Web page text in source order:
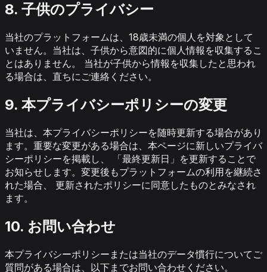
8. 子供のプライバシー
当社のプラットフォームは、18歳未満の個人を対象として
いません。当社は、子供から意図的に個人情報を収集するこ
とはありません。 当社が子供から情報を収集したと思われ
る場合は、直ちにご連絡ください。
9. 本プライバシーポリシーの変更
当社は、本プライバシーポリシーを随時更新する場合があり
ます。重要な変更がある場合は、本ページに新しいプライバ
シーポリシーを掲載し、 「最終更新日」を更新することで
お知らせします。変更後もプラットフォームの利用を継続さ
れた場合、 更新されたポリシーに同意したものとみなされ
ます。
10. お問い合わせ
本プライバシーポリシーまたは当社のデータ慣行についてご
質問がある場合は、以下までお問い合わせください。